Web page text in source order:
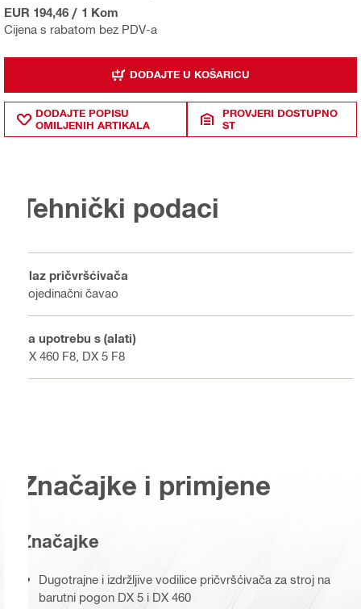
Cijena s rabatom bez PDV-a
EUR 194,46 / 1 Kom
DODAJTE U KOŠARICU
DODAJTE POPISU
OMILJENIH ARTIKALA
PROVJERI DOSTUPNO
ST
Tehnički podaci
Ulaz pričvršćivača
Pojedinačni čavao
Za upotrebu s (alati)
DX 460 F8, DX 5 F8
Značajke i primjene
Značajke
Dugotrajne i izdržljive vodilice pričvršćivača za stroj na
barutni pogon DX 5 i DX 460